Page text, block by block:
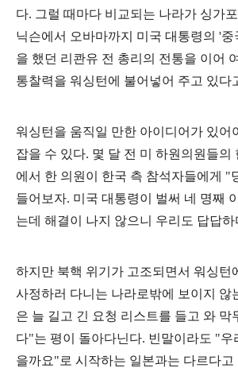
다. 그럴 때마다 비교되는 나라가 싱가
닉슨에서 오바마까지 미국 대통령의 '중
을 했던 리콴유 전 총리의 전통을 이어
통찰력을 워싱턴에 불어넣어 주고 있다
워싱턴을 움직일 만한 아이디어가 있어
잡을 수 있다. 몇 달 전 미 하원의원들의
에서 한 의원이 한국 측 참석자들에게 "
들어보자. 미국 대통령이 벌써 네 명째
는데 해결이 나지 않으니 우리도 답답하
하지만 북핵 위기가 고조되면서 워싱턴
사정하러 다니는 나라로밖에 보이지 않
은 늘 길고 긴 요청 리스트를 들고 와 막
다"는 평이 돌아다닌다. 빈말이라도 "우
을까요" 로 시작하는 일본과는 다르다고